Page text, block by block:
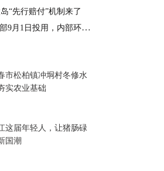
“先行赔付”机制来了
1日投用，内部环境曝光
市松柏镇冲垌村冬修水
实农业基础
这届年轻人，让猪肠碌
国潮